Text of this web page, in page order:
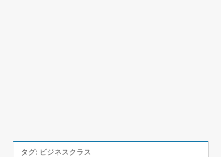
タグ: ビジネスクラス